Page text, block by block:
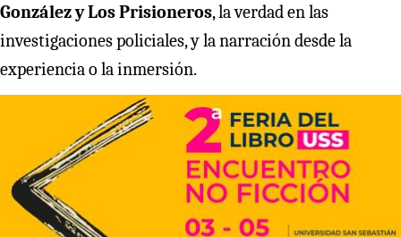
González y Los Prisioneros, la verdad en las
investigaciones policiales, y la narración desde la
experiencia o la inmersión.